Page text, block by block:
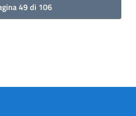
49 di 106